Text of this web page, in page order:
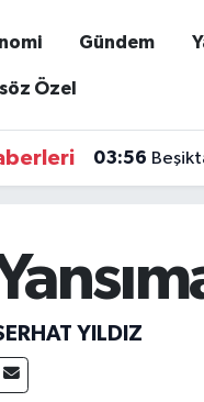
Gündem
Özel
03:56
YILDIZ